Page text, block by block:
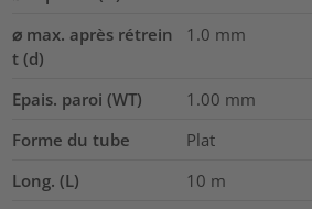
⌀ max. après rétrein
t (d)
1.0 mm
Epais. paroi (WT) 1.00 mm
Forme du tube
Plat
Long. (L)
10 m